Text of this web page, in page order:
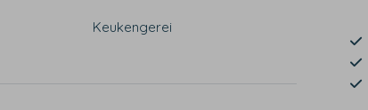
Keukengerei